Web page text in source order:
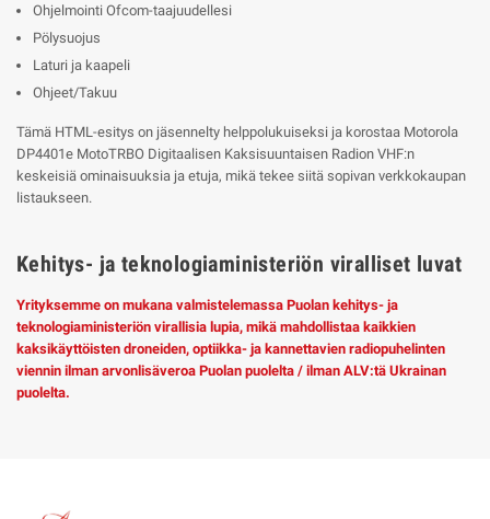
Ohjelmointi Ofcom-taajuudellesi
Pölysuojus
Laturi ja kaapeli
Ohjeet/Takuu
Tämä HTML-esitys on jäsennelty helppolukuiseksi ja korostaa Motorola
DP4401e MotoTRBO Digitaalisen Kaksisuuntaisen Radion VHF:n
keskeisiä ominaisuuksia ja etuja, mikä tekee siitä sopivan verkkokaupan
listaukseen.
Kehitys- ja teknologiaministeriön viralliset luvat
Yrityksemme on mukana valmistelemassa Puolan kehitys- ja
teknologiaministeriön virallisia lupia, mikä mahdollistaa kaikkien
kaksikäyttöisten droneiden, optiikka- ja kannettavien radiopuhelinten
viennin ilman arvonlisäveroa Puolan puolelta / ilman ALV:tä Ukrainan
puolelta.